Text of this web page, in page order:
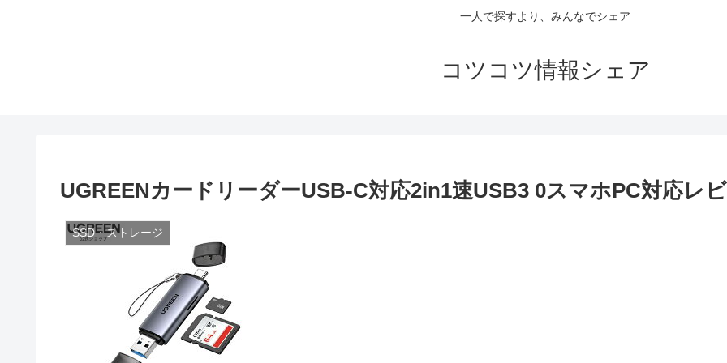
一人で探すより、みんなでシェア
コツコツ情報シェア
UGREENカードリーダーUSB-C対応2in1速USB3 0スマホPC対応レ
SSD・ストレージ